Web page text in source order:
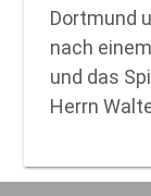
Dortmund
nach
und das
Herrn